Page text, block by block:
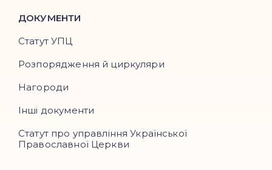
ДОКУМЕНТИ
Статут УПЦ
Розпорядження й циркуляри
Нагороди
Інші документи
Статут про управління Української
Православної Церкви